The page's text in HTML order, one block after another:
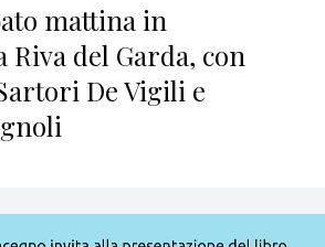
mattina in
Riva del Garda, con
De Vigili e